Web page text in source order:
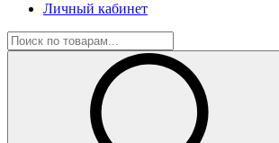
Личный кабинет